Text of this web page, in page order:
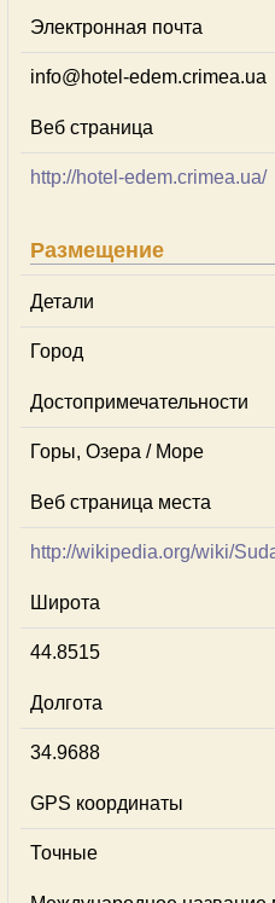
Электронная почта
info@hotel-edem.crimea.ua
Веб страница
http://hotel-edem.crimea.ua/
Размещение
Детали
Город
Достопримечательности
Горы, Озера / Море
Веб страница места
http://wikipedia.org/wiki/
Широта
44.8515
Долгота
34.9688
GPS координаты
Точные